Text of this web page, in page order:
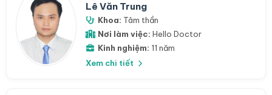
Lê Văn Trung
Khoa: Tâm thần
Nơi làm việc: Hello Doctor
Kinh nghiệm: 11 năm
Xem chi tiết